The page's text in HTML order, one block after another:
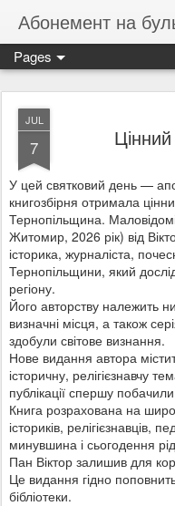
Абонемент на
Pages
JUL
7
У цей святковий день —
книгозбірня отримала
Тернопільщина. Маловідомі
Житомир, 2026 рік) від
історика, журналіста,
Тернопільщини, який
регіону.
Його авторству належить
визначні місця, а також
здобули світове визнання.
Нове видання автора
історичну, релігієзнавчу
публікації спершу
Книга розрахована на
істориків, релігієзнавців,
минувшина і сьогодення
Пан Віктор залишив для
Це видання гідно
бібліотеки.